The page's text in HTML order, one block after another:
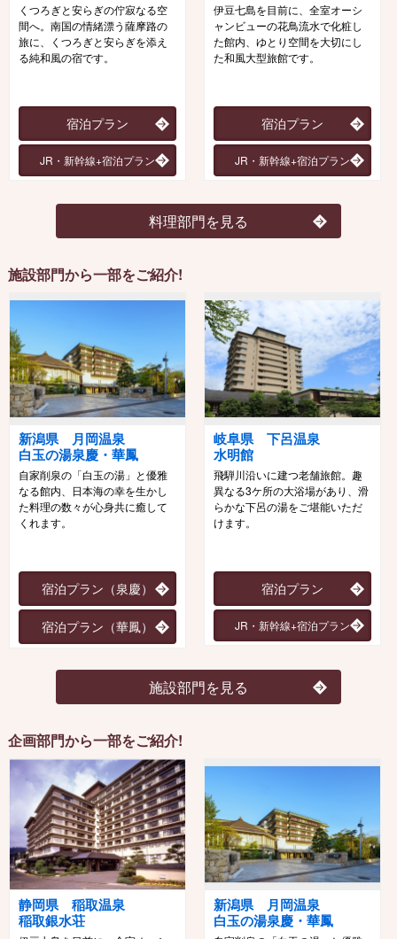
くつろぎと安らぎの佇寂なる空
間へ。南国の情緒漂う薩摩路の
旅に、くつろぎと安らぎを添え
る純和風の宿です。
宿泊プラン
JR・新幹線+宿泊プラン
伊豆七島を目前に、全室オーシ
ャンビューの花鳥流水で化粧し
た館内、ゆとり空間を大切にし
た和風大型旅館です。
宿泊プラン
JR・新幹線+宿泊プラン
料理部門を見る
施設部門から一部をご紹介!
新潟県 月岡温泉
白玉の湯泉慶・華鳳
自家削泉の「白玉の湯」と優雅
なる館内、日本海の幸を生かし
た料理の数々が心身共に癒して
くれます。
宿泊プラン（泉慶）
宿泊プラン（華鳳）
岐阜県 下呂温泉
水明館
飛騨川沿いに建つ老舗旅館。趣
異なる3ケ所の大浴場があり、滑
らかな下呂の湯をご堪能いただ
けます。
宿泊プラン
JR・新幹線+宿泊プラン
施設部門を見る
企画部門から一部をご紹介!
静岡県 稲取温泉
稲取銀水荘
新潟県 月岡温泉
白玉の湯泉慶・華鳳